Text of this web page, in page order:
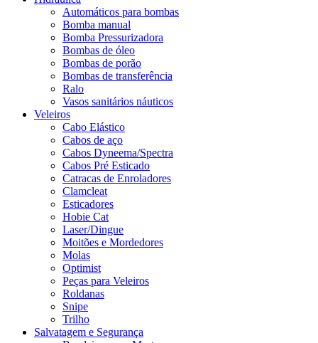
Automáticos para bombas
Bomba manual
Bomba Pressurizadora
Bombas de óleo
Bombas de porão
Bombas de transferência
Ralo
Vasos sanitários náuticos
Veleiros
Cabo Elástico
Cabos de aço
Cabos Dyneema/Spectra
Cabos Pré Esticado
Catracas de Enroladores
Clamcleat
Esticadores
Hobie Cat
Laser/Dingue
Moitões e Mordedores
Molas
Optimist
Peças para Veleiros
Roldanas
Snipe
Trilho
Salvatagem e Segurança